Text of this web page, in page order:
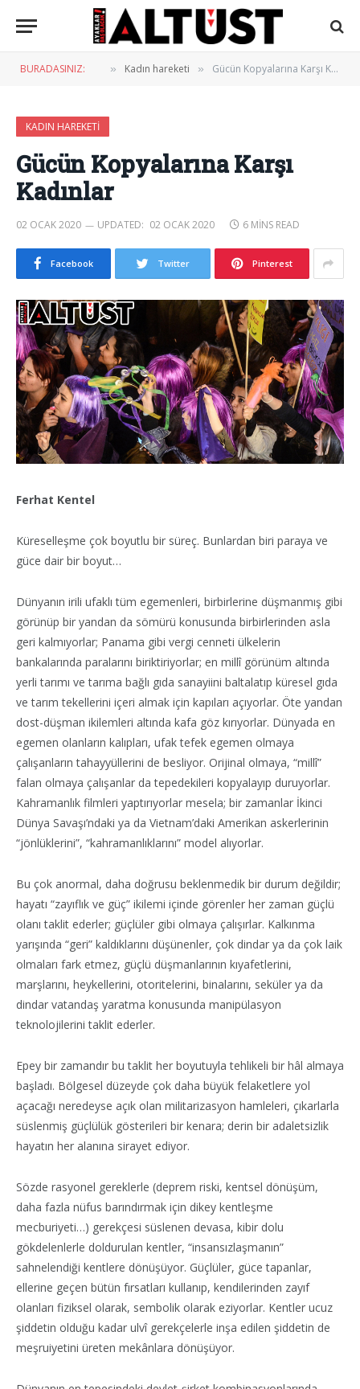
BURADASINIZ: » Kadın hareketi » Gücün Kopyalarına Karşı Kadınlar
KADIN HAREKETI
Gücün Kopyalarına Karşı
Kadınlar
02 OCAK 2020 UPDATED: 02 OCAK 2020 6 MINS READ
Facebook Twitter Pinterest
Ferhat Kentel
Küreselleşme çok boyutlu bir süreç. Bunlardan biri paraya ve
güce dair bir boyut…
Dünyanın irili ufaklı tüm egemenleri, birbirlerine düşmanmış gibi
görünüp bir yandan da sömürü konusunda birbirlerinden asla
geri kalmıyorlar; Panama gibi vergi cenneti ülkelerin
bankalarında paralarını biriktiriyorlar; en millî görünüm altında
yerli tarımı ve tarıma bağlı gıda sanayiini baltalatıp küresel gıda
ve tarım tekellerini içeri almak için kapıları açıyorlar. Öte yandan
dost-düşman ikilemleri altında kafa göz kırıyorlar. Dünyada en
egemen olanların kalıpları, ufak tefek egemen olmaya
çalışanların tahayyüllerini de besliyor. Orijinal olmaya, “millî”
falan olmaya çalışanlar da tepedekileri kopyalayıp duruyorlar.
Kahramanlık filmleri yaptırıyorlar mesela; bir zamanlar İkinci
Dünya Savaşı’ndaki ya da Vietnam’daki Amerikan askerlerinin
“jönlüklerini”, “kahramanlıklarını” model alıyorlar.
Bu çok anormal, daha doğrusu beklenmedik bir durum değildir;
hayatı “zayıflık ve güç” ikilemi içinde görenler her zaman güçlü
olanı taklit ederler; güçlüler gibi olmaya çalışırlar. Kalkınma
yarışında “geri” kaldıklarını düşünenler, çok dindar ya da çok laik
olmaları fark etmez, güçlü düşmanlarının kıyafetlerini,
marşlarını, heykellerini, otoritelerini, binalarını, seküler ya da
dindar vatandaş yaratma konusunda manipülasyon
teknolojilerini taklit ederler.
Epey bir zamandır bu taklit her boyutuyla tehlikeli bir hâl almaya
başladı. Bölgesel düzeyde çok daha büyük felaketlere yol
açacağı neredeyse açık olan militarizasyon hamleleri, çıkarlarla
süslenmiş güçlülük gösterileri bir kenara; derin bir adaletsizlik
hayatın her alanına sirayet ediyor.
Sözde rasyonel gereklerle (deprem riski, kentsel dönüşüm,
daha fazla nüfus barındırmak için dikey kentleşme
mecburiyeti…) gerekçesi süslenen devasa, kibir dolu
gökdelenlerle doldurulan kentler, “insansızlaşmanın”
sahnelendiği kentlere dönüşüyor. Güçlüler, güce tapanlar,
ellerine geçen bütün fırsatları kullanıp, kendilerinden zayıf
olanları fiziksel olarak, sembolik olarak eziyorlar. Kentler ucuz
şiddetin olduğu kadar ulvî gerekçelerle inşa edilen şiddetin de
meşruiyetini üreten mekânlara dönüşüyor.